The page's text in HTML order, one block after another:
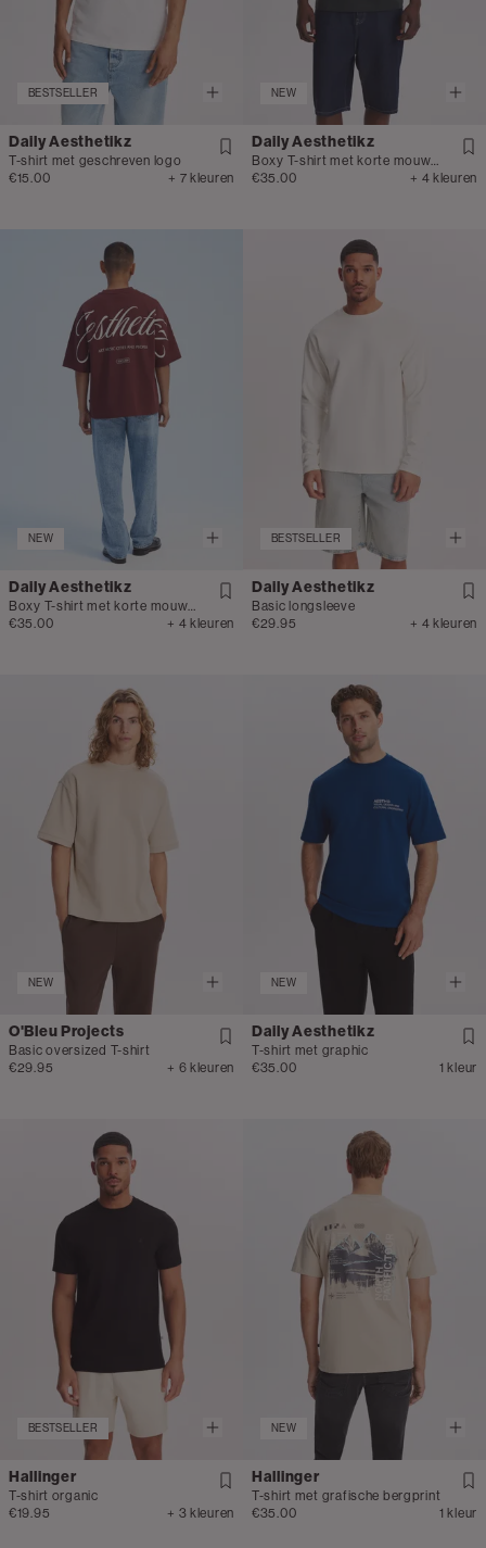
BESTSELLER
Daily Aesthetikz
T-shirt met geschreven logo
€15.00
+ 7 kleuren
NEW
Daily Aesthetikz
Boxy T-shirt met korte mouwen
€35.00
+ 4 kleuren
NEW
Daily Aesthetikz
€35.00
+ 4 kleuren
BESTSELLER
Daily Aesthetikz
Basic longsleeve
€29.95
+ 4 kleuren
NEW
O'Bleu Projects
Basic oversized T-shirt
€29.95
+ 6 kleuren
NEW
Daily Aesthetikz
T-shirt met graphic
€35.00
1 kleur
BESTSELLER
Hallinger
T-shirt organic
€19.95
+ 3 kleuren
NEW
Hallinger
T-shirt met grafische bergprint
€35.00
1 kleur